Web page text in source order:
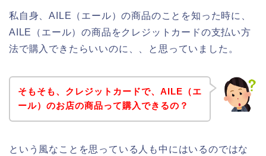
私自身、AILE（エール）の商品のことを知った時に、
AILE（エール）の商品をクレジットカードの支払い方
法で購入できたらいいのに、、と思っていました。
そもそも、クレジットカードで、AILE（エ
ール）のお店の商品って購入できるの？
という風なことを思っている人も中にはいるのではな